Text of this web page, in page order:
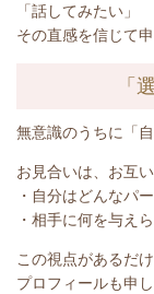
「話してみたい」
その直感を信じて
「
無意識のうちに「
お見合いは、お互
・自分はどんなパ
・相手に何を与え
この視点があるだけ
プロフィールも申